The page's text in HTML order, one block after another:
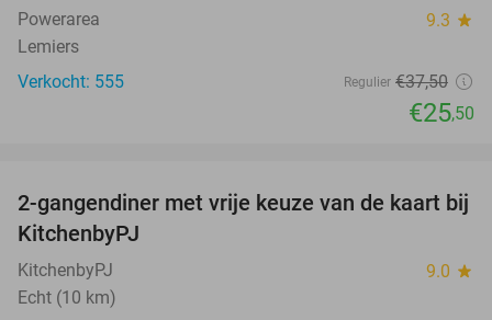
Powerarea 9.3 star
Lemiers
Verkocht: 555
Regulier €37,50
€25,50
23%
2-gangendiner met vrije keuze van de kaart bij
KitchenbyPJ
KitchenbyPJ 9.0 star
Echt (10 km)